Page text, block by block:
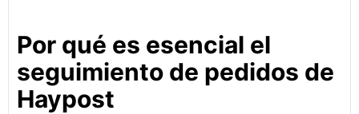
Por qué es esencial el
seguimiento de pedidos de
Haypost